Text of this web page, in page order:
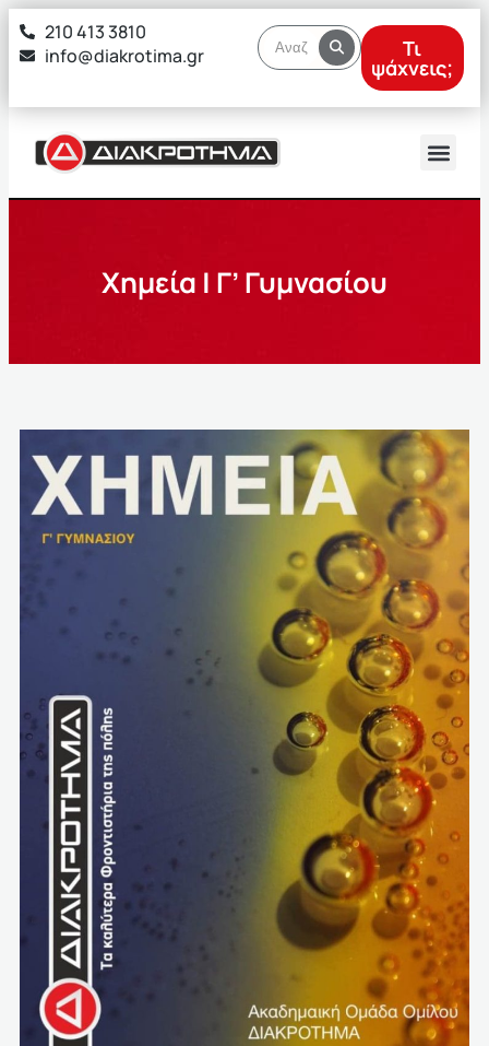
στο
περιεχόμενο
210 413 3810
info@diakrotima.gr
Τι
ψάχνεις;
Χημεία | Γ’ Γυμνασίου